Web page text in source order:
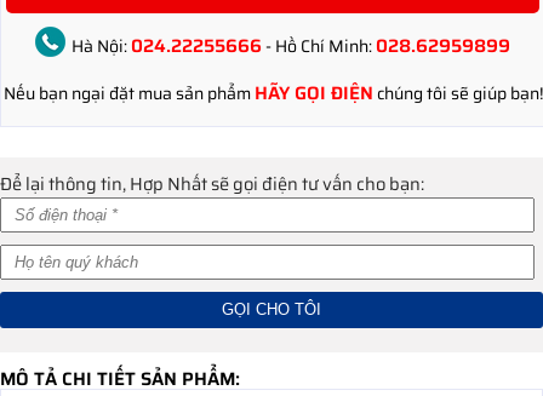
Hà Nội:024.22255666 - Hồ Chí Minh:028.62959899
Nếu bạn ngại đặt mua sản phẩmHÃY GỌI ĐIỆN chúng tôi sẽ giúp bạn!
Để lại thông tin, Hợp Nhất sẽ gọi điện tư vấn cho bạn:
MÔ TẢ CHI TIẾT SẢN PHẨM: